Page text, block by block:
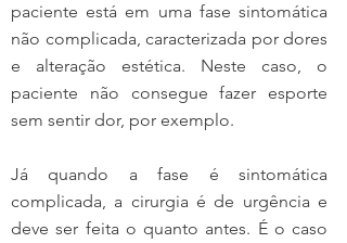
paciente está em uma fase sintomática
não complicada, caracterizada por dores
e alteração estética. Neste caso, o
paciente não consegue fazer esporte
sem sentir dor, por exemplo.
Já quando a fase é sintomática
complicada, a cirurgia é de urgência e
deve ser feita o quanto antes. É o caso